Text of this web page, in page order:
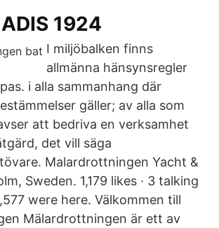
1924
I miljöbalken finns
allmänna hänsynsregler
i alla sammanhang där
gäller; av alla som
att bedriva en verksamhet
det vill säga
Malardrottningen Yacht &
Sweden. 1,179 likes · 3 talking
were here. Välkommen till
Mälardrottningen är ett av